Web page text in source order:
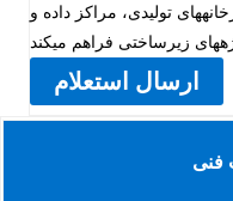
تولیدی، مراکز داده و
ارسال استعلام